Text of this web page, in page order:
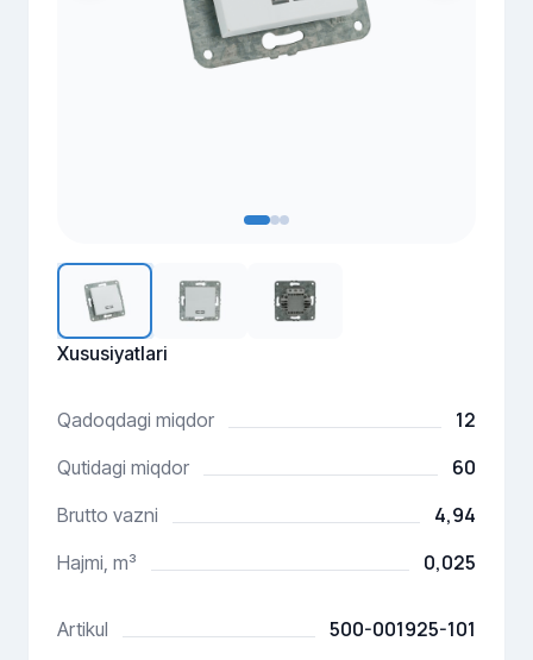
Xususiyatlari
Qadoqdagi miqdor 12
Qutidagi miqdor 60
Brutto vazni 4,94
Hajmi, m³ 0,025
Artikul 500-001925-101